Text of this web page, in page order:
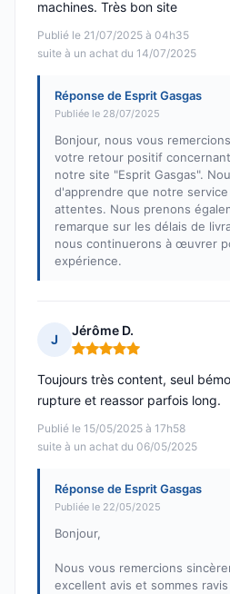
Publié le 21/07/2025 à 04h35
suite à un achat du 14/07/2025
machines. Très bon site
Réponse de Esprit Gasgas
Publiée le 28/07/2025
Bonjour, nous vous
votre retour positif
notre site "Esprit Gasgas".
d'apprendre que notre
attentes. Nous prenons
remarque sur les délais de
nous continuerons à œuvrer
expérience.
J
Jérôme D.
Note : 5 sur 5
Publié le 15/05/2025 à 17h58
suite à un achat du 06/05/2025
Toujours très content, seul
rupture et reassor parfois long.
Réponse de Esprit Gasgas
Publiée le 22/05/2025
Bonjour,
Nous vous remercions
excellent avis et sommes